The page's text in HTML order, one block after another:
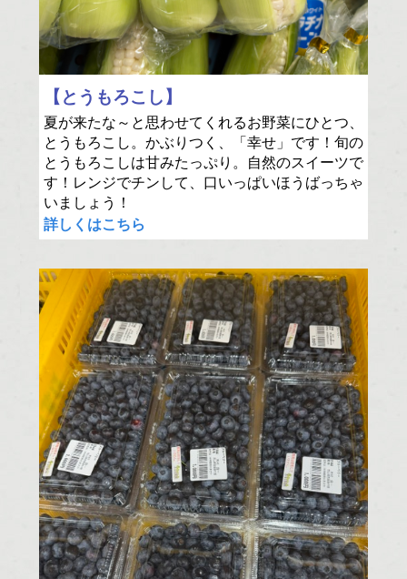
【とうもろこし】
夏が来たな～と思わせてくれるお野菜にひとつ、
とうもろこし。かぶりつく、「幸せ」です！旬の
とうもろこしは甘みたっぷり。自然のスイーツで
す！レンジでチンして、口いっぱいほうばっちゃ
いましょう！
詳しくはこちら